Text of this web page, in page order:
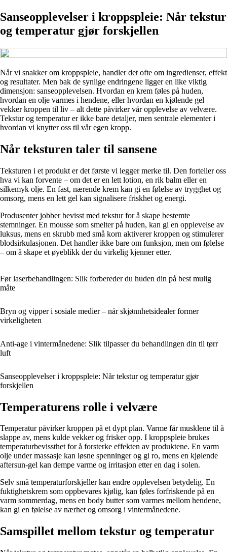
Sanseopplevelser i kroppspleie: Når tekstur
og temperatur gjør forskjellen
Når vi snakker om kroppspleie, handler det ofte om ingredienser, effekt
og resultater. Men bak de synlige endringene ligger en like viktig
dimensjon: sanseopplevelsen. Hvordan en krem føles på huden,
hvordan en olje varmes i hendene, eller hvordan en kjølende gel
vekker kroppen til liv – alt dette påvirker vår opplevelse av velvære.
Tekstur og temperatur er ikke bare detaljer, men sentrale elementer i
hvordan vi knytter oss til vår egen kropp.
Når teksturen taler til sansene
Teksturen i et produkt er det første vi legger merke til. Den forteller oss
hva vi kan forvente – om det er en lett lotion, en rik balm eller en
silkemyk olje. En fast, nærende krem kan gi en følelse av trygghet og
omsorg, mens en lett gel kan signalisere friskhet og energi.
Produsenter jobber bevisst med tekstur for å skape bestemte
stemninger. En mousse som smelter på huden, kan gi en opplevelse av
luksus, mens en skrubb med små korn aktiverer kroppen og stimulerer
blodsirkulasjonen. Det handler ikke bare om funksjon, men om følelse
– om å skape et øyeblikk der du virkelig kjenner etter.
Før laserbehandlingen: Slik forbereder du huden din på best mulig
måte
Bryn og vipper i sosiale medier – når skjønnhetsidealer former
virkeligheten
Anti-age i vintermånedene: Slik tilpasser du behandlingen din til tørr
luft
Sanseopplevelser i kroppspleie: Når tekstur og temperatur gjør
forskjellen
Temperaturens rolle i velvære
Temperatur påvirker kroppen på et dypt plan. Varme får musklene til å
slappe av, mens kulde vekker og frisker opp. I kroppspleie brukes
temperaturbevissthet for å forsterke effekten av produktene. En varm
olje under massasje kan løsne spenninger og gi ro, mens en kjølende
aftersun-gel kan dempe varme og irritasjon etter en dag i solen.
Selv små temperaturforskjeller kan endre opplevelsen betydelig. En
fuktighetskrem som oppbevares kjølig, kan føles forfriskende på en
varm sommerdag, mens en body butter som varmes mellom hendene,
kan gi en følelse av nærhet og omsorg i vintermånedene.
Samspillet mellom tekstur og temperatur